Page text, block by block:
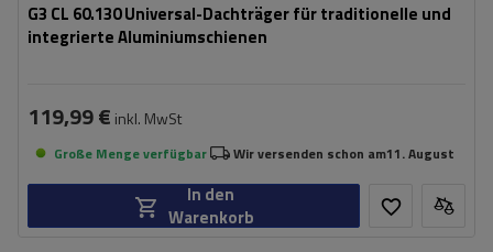
G3 CL 60.130 Universal-Dachträger für traditionelle und
integrierte Aluminiumschienen
119,99 € inkl. MwSt
Große Menge verfügbar Wir versenden schon am11. August
In den
Warenkorb